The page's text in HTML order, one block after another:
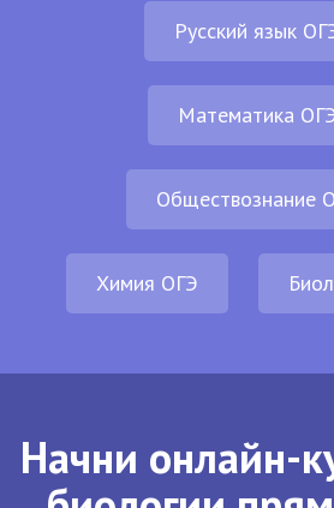
Русский язык
Математика
Обществознание
Химия ОГЭ
Начни онлайн-